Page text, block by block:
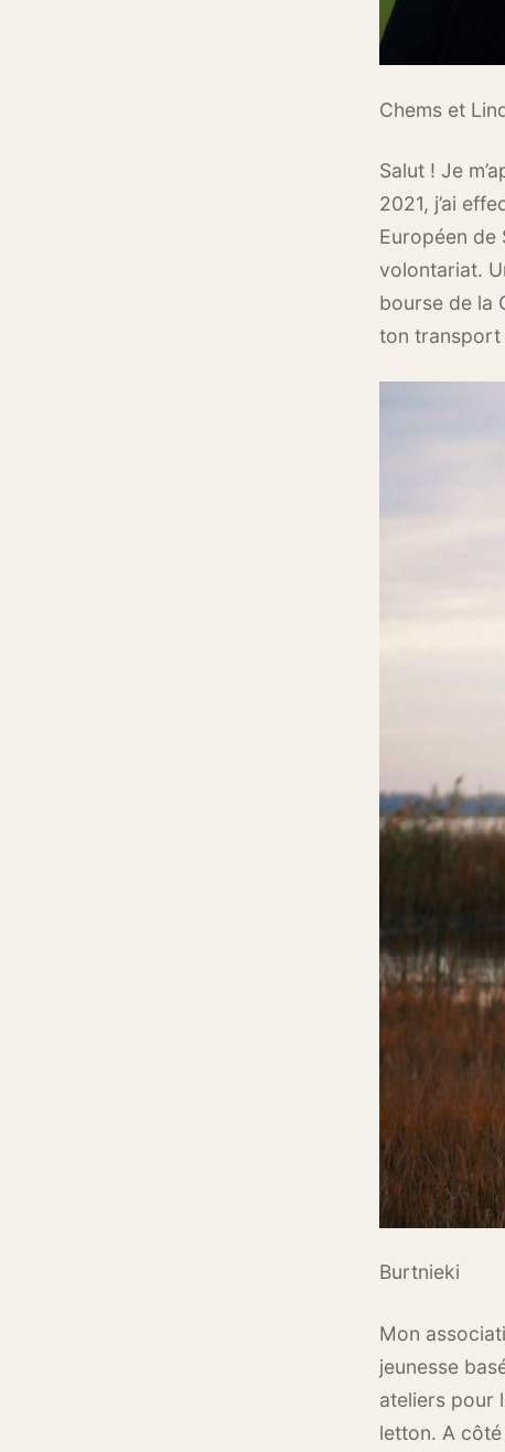
Chems et
Salut ! Je
2021, j’ai
Européen de
volontariat.
bourse de la
ton transport
Burtnieki
Mon
jeunesse
ateliers pour
letton. A